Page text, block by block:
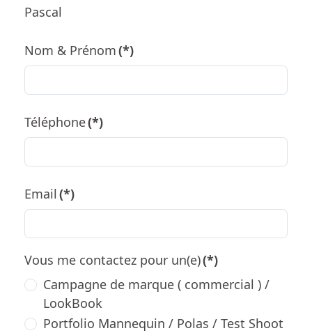
Pascal
Nom & Prénom(*)
Téléphone(*)
Email (*)
Vous me contactez pour un(e)(*)
Campagne de marque ( commercial ) /
LookBook
Portfolio Mannequin / Polas / Test Shoot